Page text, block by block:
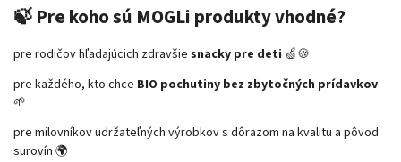
🍃 Pre koho sú MOGLi produkty vhodné?
pre rodičov hľadajúcich zdravšie snacky pre deti 🍏🍪
pre každého, kto chce BIO pochutiny bez zbytočných prídavkov
🌱
pre milovníkov udržateľných výrobkov s dôrazom na kvalitu a pôvod
surovín 🌍